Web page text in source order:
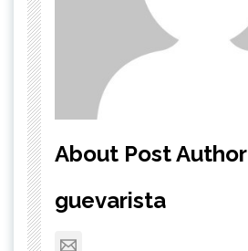
About Post Author
guevarista